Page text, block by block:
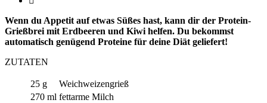
Wenn du Appetit auf etwas Süßes hast, kann dir der Protein-
Grießbrei mit Erdbeeren und Kiwi helfen. Du bekommst
automatisch genügend Proteine für deine Diät geliefert!
ZUTATEN
25 g
Weichweizengrieß
270 ml fettarme Milch